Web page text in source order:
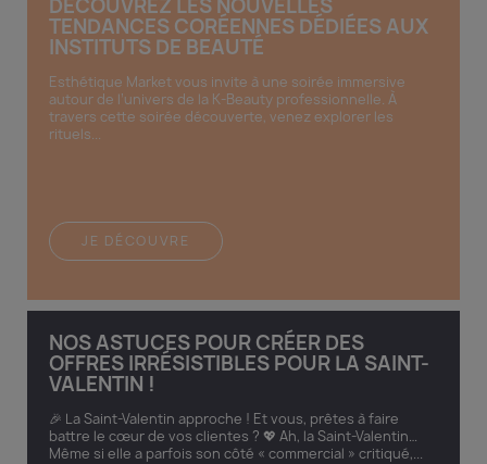
DÉCOUVREZ LES NOUVELLES
TENDANCES CORÉENNES DÉDIÉES AUX
INSTITUTS DE BEAUTÉ
Esthétique Market vous invite à une soirée immersive
autour de l’univers de la K-Beauty professionnelle. À
travers cette soirée découverte, venez explorer les
rituels...
JE DÉCOUVRE
NOS ASTUCES POUR CRÉER DES
OFFRES IRRÉSISTIBLES POUR LA SAINT-
VALENTIN !
🎉 La Saint-Valentin approche ! Et vous, prêtes à faire
battre le cœur de vos clientes ? 💖 Ah, la Saint-Valentin…
Même si elle a parfois son côté « commercial » critiqué,...